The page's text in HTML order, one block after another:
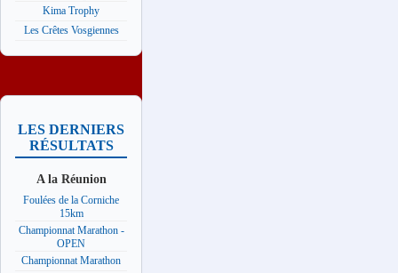
Kima Trophy
Les Crêtes Vosgiennes
LES DERNIERS
RÉSULTATS
A la Réunion
Foulées de la Corniche
15km
Championnat Marathon -
OPEN
Championnat Marathon